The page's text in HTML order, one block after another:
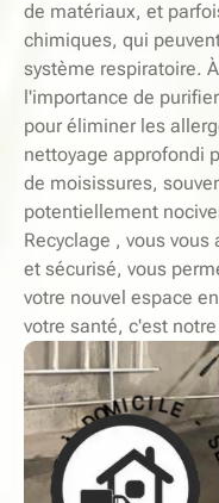
de matériaux, et
chimiques, qui
système respiratoire.
l'importance de
pour éliminer les
nettoyage approfondi
de moisissures,
potentiellement
Recyclage , vous
et sécurisé, vous
votre nouvel espace
votre santé, c'est
À
D
O
M
I
CILE - SER
V